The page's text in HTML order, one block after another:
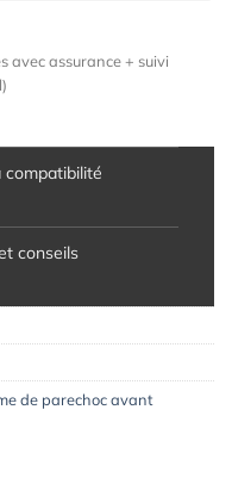
avec assurance + suivi
conseils
de parechoc avant